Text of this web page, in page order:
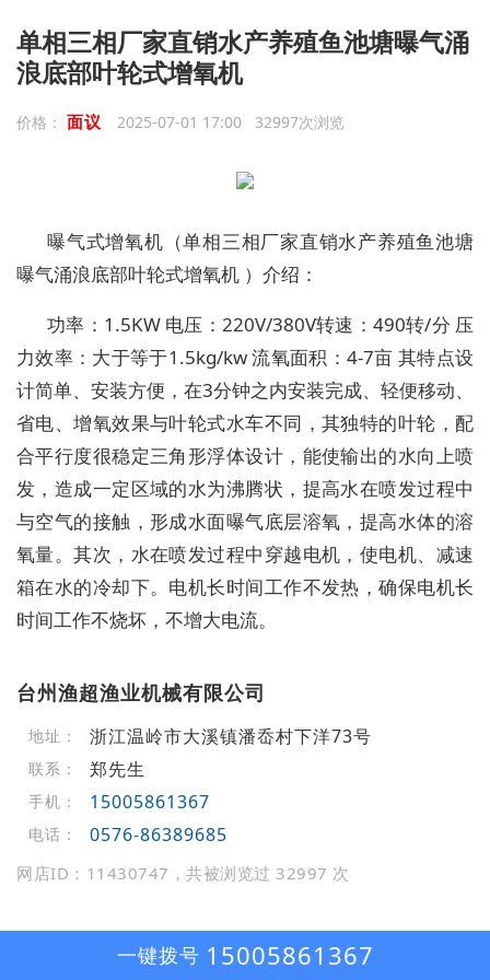
单相三相厂家直销水产养殖鱼池塘曝气涌
浪底部叶轮式增氧机
价格： 面议 2025-07-01 17:00 32997次浏览
曝气式增氧机（单相三相厂家直销水产养殖鱼池塘
曝气涌浪底部叶轮式增氧机 ）介绍：
功率：1.5KW 电压：220V/380V转速：490转/分 压
力效率：大于等于1.5kg/kw 流氧面积：4-7亩 其特点设
计简单、安装方便，在3分钟之内安装完成、轻便移动、
省电、增氧效果与叶轮式水车不同，其独特的叶轮，配
合平行度很稳定三角形浮体设计，能使输出的水向上喷
发，造成一定区域的水为沸腾状，提高水在喷发过程中
与空气的接触，形成水面曝气底层溶氧，提高水体的溶
氧量。其次，水在喷发过程中穿越电机，使电机、减速
箱在水的冷却下。电机长时间工作不发热，确保电机长
时间工作不烧坏，不增大电流。
台州渔超渔业机械有限公司
地址： 浙江温岭市大溪镇潘岙村下洋73号
联系： 郑先生
手机： 15005861367
电话： 0576-86389685
网店ID：11430747，共被浏览过 32997 次
一键拨号 15005861367